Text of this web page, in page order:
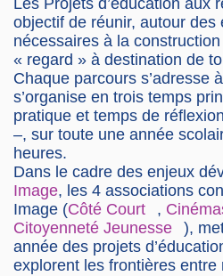
Les Projets d’éducation aux
objectif de réunir, autour des
nécessaires à la construction
« regard » à destination de
Chaque parcours s’adresse
s’organise en trois temps
pratique et temps de
–, sur toute une année
heures.
Dans le cadre des enjeux
Image, les 4 associations
Image (Côté Court ,
Citoyenneté Jeunesse
),
année des projets
explorent les frontières entre